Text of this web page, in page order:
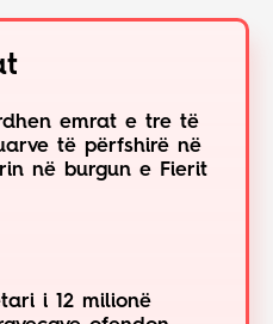
emrat e tre të
të përfshirë në
në burgun e Fierit
i 12 milionë